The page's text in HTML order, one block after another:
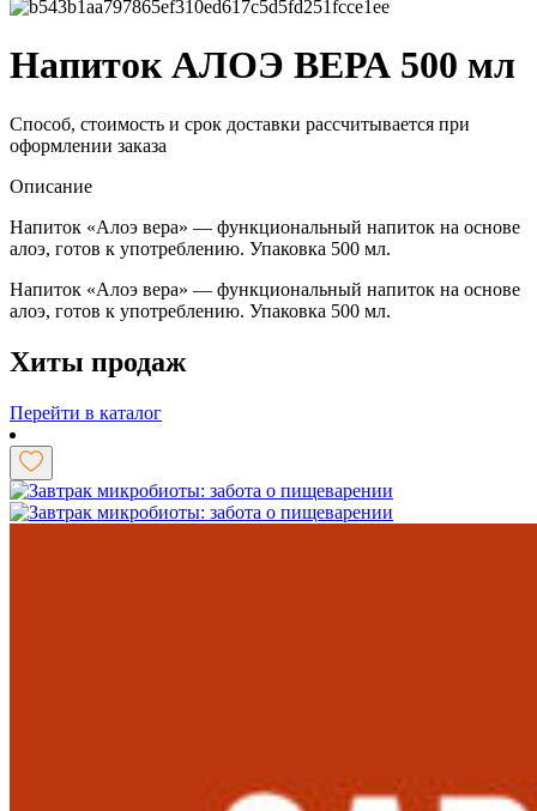
Напиток АЛОЭ ВЕРА 500 мл
Способ, стоимость и срок доставки рассчитывается при
оформлении заказа
Описание
Напиток «Алоэ вера» — функциональный напиток на основе
алоэ, готов к употреблению. Упаковка 500 мл.
Напиток «Алоэ вера» — функциональный напиток на основе
алоэ, готов к употреблению. Упаковка 500 мл.
Хиты продаж
Перейти в каталог